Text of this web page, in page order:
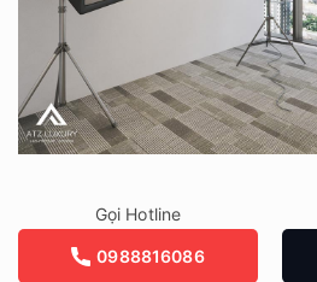
Gọi Hotline
0988816086